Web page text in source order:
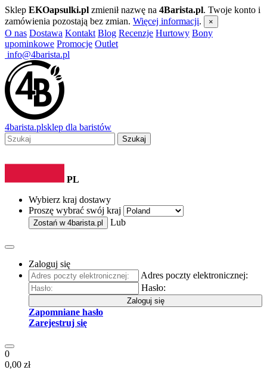
Sklep EKOapsulki.pl zmienił nazwę na 4Barista.pl. Twoje konto i
zamówienia pozostają bez zmian. Więcej informacji. ×
O nas Dostawa Kontakt Blog Recenzje Hurtowy Bony
upominkowe Promocje Outlet
info@4barista.pl
4barista.plsklep dla baristów
Szukaj
PL
Wybierz kraj dostawy
Proszę wybrać swój kraj
Zostań w 4barista.pl Lub
Zaloguj się
Adres poczty elektronicznej:
Hasło:
Zaloguj się
Zapomniane hasło
Zarejestruj się
0
0,00 zł